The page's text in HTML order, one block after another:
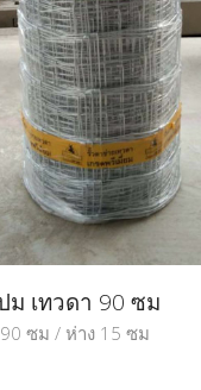
ม เทวดา 90 ซม
ซม / ห่าง 15 ซม